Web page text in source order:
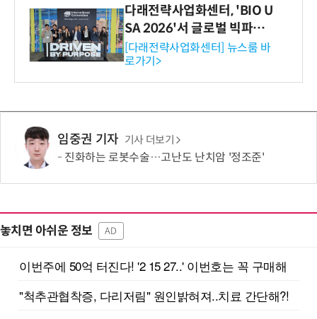
다래전략사업화센터, 'BIO U
SA 2026'서 글로벌 빅파마
와의 비즈니스 미팅 지원…K
-바이오 해외 진출 교두보 확
보
[다래전략사업화센터] 뉴스룸 바
로가기>
임중권 기자 기사 더보기
진화하는 로봇수술…고난도 난치암 '정조준'
놓치면 아쉬운 정보 AD